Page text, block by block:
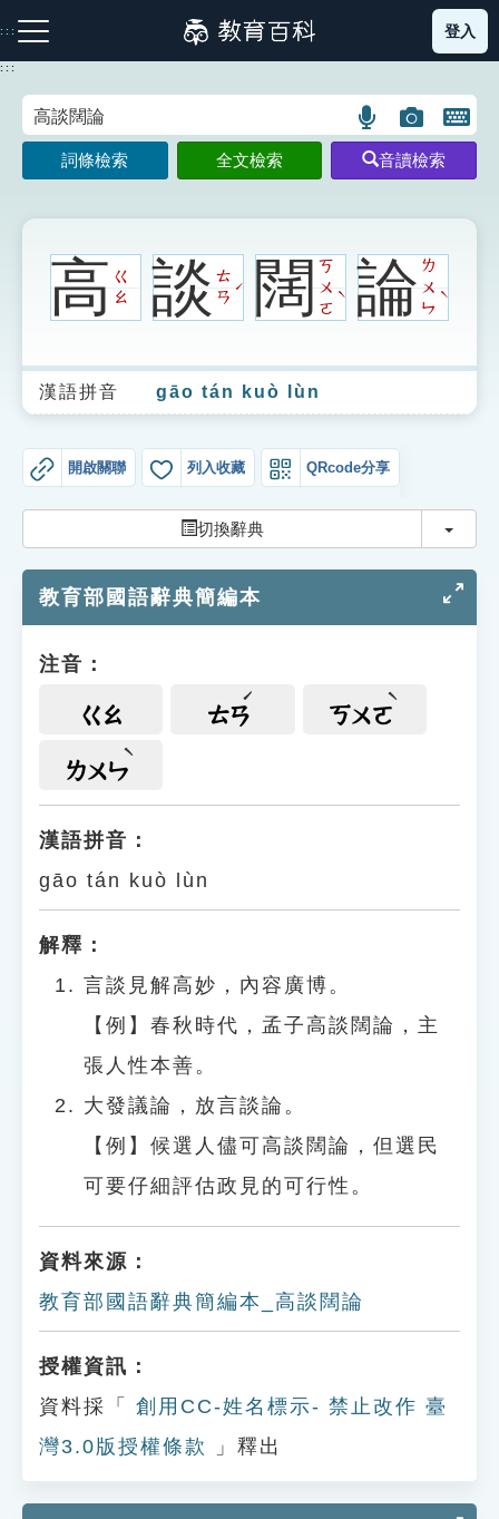
到
主
:::
注音索引圖示 筆畫索引圖示 部首索引表圖示
生字詞彙表
成語故事
索引選單
單字索引
遊戲專區
教學應用
貓頭鷹博士
登入
:::
語
言
搜
示
圖
片
搜
示
開
鍵
圖
詞條檢索 全文檢索 音讀檢索
高ㄍ
ㄠ
談ㄊ
ㄢ
ˊ 闊ㄎ
ㄨ
ㄛ
ˋ 論ㄌ
ㄨ
ㄣ
ˋ
漢語拼音 gāo tán kuò lùn
開啟關聯 列入收藏 QRcode分享
切換辭典 切換
教育部國語辭典簡編本
注音：
ㄍㄠ ㄊㄢ ㄎㄨㄛ
ㄌㄨㄣ
漢語拼音：
gāo tán kuò lùn
解釋：
言談見解高妙，內容廣博。
【例】春秋時代，孟子高談闊論，主
張人性本善。
大發議論，放言談論。
【例】候選人儘可高談闊論，但選民
可要仔細評估政見的可行性。
資料來源：
教育部國語辭典簡編本_高談闊論
授權資訊：
資料採「
創用CC-姓名標示- 禁止改作 臺
灣3.0版授權條款
」釋出